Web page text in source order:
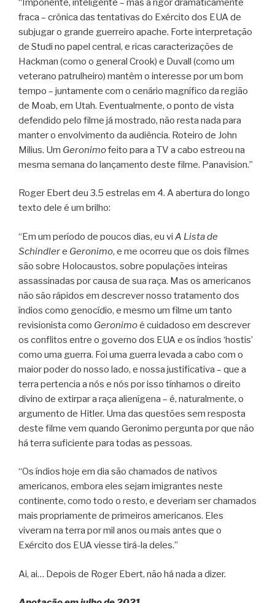
“Imponente, inteligente – mas a rigor dramaticamente
fraca – crônica das tentativas do Exército dos EUA de
subjugar o grande guerreiro apache. Forte interpretação
de Studi no papel central, e ricas caracterizações de
Hackman (como o general Crook) e Duvall (como um
veterano patrulheiro) mantêm o interesse por um bom
tempo – juntamente com o cenário magnífico da região
de Moab, em Utah. Eventualmente, o ponto de vista
defendido pelo filme já mostrado, não resta nada para
manter o envolvimento da audiência. Roteiro de John
Milius. Um Geronimofeito para a TV a cabo estreou na
mesma semana do lançamento deste filme. Panavision.”
Roger Ebert deu 3.5 estrelas em 4. A abertura do longo
texto dele é um brilho:
“Em um período de poucos dias, eu vi A Lista de
Schindlere Geronimo, e me ocorreu que os dois filmes
são sobre Holocaustos, sobre populações inteiras
assassinadas por causa de sua raça. Mas os americanos
não são rápidos em descrever nosso tratamento dos
índios como genocídio, e mesmo um filme um tanto
revisionista como Geronimoé cuidadoso em descrever
os conflitos entre o governo dos EUA e os índios ‘hostis’
como uma guerra. Foi uma guerra levada a cabo com o
maior poder do nosso lado, e nossa justificativa – que a
terra pertencia a nós e nós por isso tínhamos o direito
divino de extirpar a raça alienígena – é, naturalmente, o
argumento de Hitler. Uma das questões sem resposta
deste filme vem quando Geronimo pergunta por que não
há terra suficiente para todas as pessoas.
“Os índios hoje em dia são chamados de nativos
americanos, embora eles sejam imigrantes neste
continente, como todo o resto, e deveriam ser chamados
mais propriamente de primeiros americanos. Eles
viveram na terra por mil anos ou mais antes que o
Exército dos EUA viesse tirá-la deles.”
Ai, ai… Depois de Roger Ebert, não há nada a dizer.